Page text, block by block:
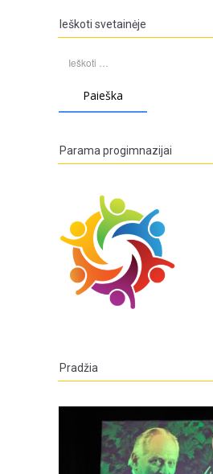
Ieškoti svetainėje
Parama progimnazijai
Pradžia